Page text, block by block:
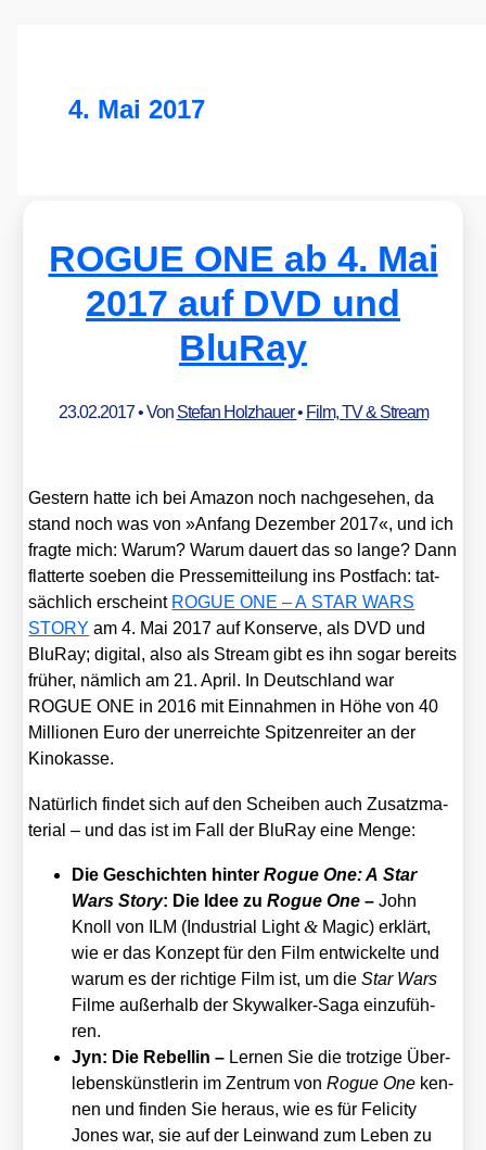
4. Mai 2017
ROGUE ONE ab 4. Mai
2017 auf DVD und
BluRay
23.02.2017• Von Stefan Holzhauer• Film, TV & Stream
Ges­tern hat­te ich bei Ama­zon noch nach­ge­se­hen, da
stand noch was von »Anfang Dezem­ber 2017«, und ich
frag­te mich: War­um? War­um dau­ert das so lan­ge? Dann
flat­ter­te soeben die Pres­se­mit­tei­lung ins Post­fach: tat­
säch­lich erscheint ROGUE ONE – A STAR WARS
STORY am 4. Mai 2017 auf Kon­ser­ve, als DVD und
Blu­Ray; digi­tal, also als Stream gibt es ihn sogar bereits
frü­her, näm­lich am 21. April. In Deutsch­land war
ROGUE ONE in 2016 mit Ein­nah­men in Höhe von 40
Mil­lio­nen Euro der uner­reich­te Spit­zen­rei­ter an der
Kino­kas­se.
Natür­lich fin­det sich auf den Schei­ben auch Zusatz­ma­
te­ri­al – und das ist im Fall der Blu­Ray eine Men­ge:
Die Geschich­ten hin­terRogue One: A Star
Wars Sto­ry: Die Idee zuRogue One –John
Knoll von ILM (Indus­tri­al Light& Magic) erklärt,
wie er das Kon­zept für den Film ent­wi­ckel­te und
war­um es der rich­ti­ge Film ist, um dieStar Wars
Fil­me außer­halb der Sky­wal­ker-Saga ein­zu­füh­
ren.
Jyn: Die Rebel­lin – Ler­nen Sie die trot­zi­ge Über­
le­bens­künst­le­rin im Zen­trum vonRogue One ken­
nen und fin­den Sie her­aus, wie es für Feli­ci­ty
Jones war, sie auf der Lein­wand zum Leben zu